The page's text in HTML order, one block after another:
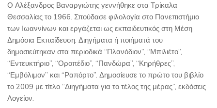
Ο Αλέξανδρος Βαναργιώτης γεννήθηκε στα Τρίκαλα
Θεσσαλίας το 1966. Σπούδασε φιλολογία στο Πανεπιστήμιο
των Ιωαννίνων και εργάζεται ως εκπαιδευτικός στη Μέση
Δημόσια Εκπαίδευση. Διηγήματα ή ποιήματά του
δημοσιεύτηκαν στα περιοδικά “Πλανόδιον”, “Μπιλιέτο”,
“Εντευκτήριο”, “Οροπέδιο”, “Πανδώρα”, “Κηρήθρες”,
“Εμβόλιμον” και “Ραπόρτο”. Δημοσίευσε το πρώτο του βιβλίο
το 2009 με τίτλο “Διηγήματα για το τέλος της μέρας”, εκδόσεις
Λογείον.